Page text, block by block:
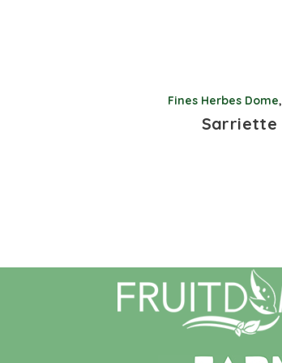
Fines Herbes Dome,
Sarriette